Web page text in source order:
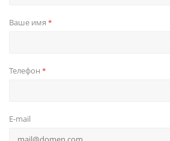
Ваше имя *
Телефон *
E-mail